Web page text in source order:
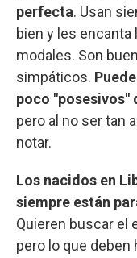
perfecta. Usan
bien y les encanta
modales. Son
simpáticos.
poco "posesivos"
pero al no ser tan
notar.
Los nacidos en
siempre están
Quieren buscar el
pero lo que deben